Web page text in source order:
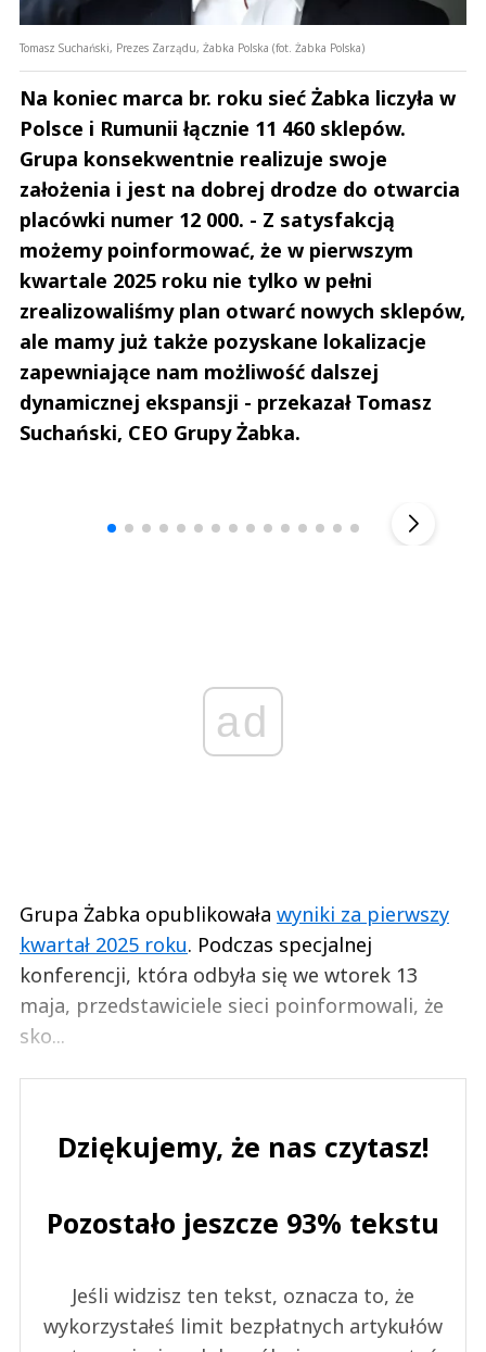
Tomasz Suchański, Prezes Zarządu, Żabka Polska (fot. Żabka Polska)
Na koniec marca br. roku sieć Żabka liczyła w
Polsce i Rumunii łącznie 11 460 sklepów.
Grupa konsekwentnie realizuje swoje
założenia i jest na dobrej drodze do otwarcia
placówki numer 12 000. - Z satysfakcją
możemy poinformować, że w pierwszym
kwartale 2025 roku nie tylko w pełni
zrealizowaliśmy plan otwarć nowych sklepów,
ale mamy już także pozyskane lokalizacje
zapewniające nam możliwość dalszej
dynamicznej ekspansji - przekazał Tomasz
Suchański, CEO Grupy Żabka.
ad
Grupa Żabka opublikowała wyniki za pierwszy
kwartał 2025 roku. Podczas specjalnej
konferencji, która odbyła się we wtorek 13
maja, przedstawiciele sieci poinformowali, że
sko...
Dziękujemy, że nas czytasz!
Pozostało jeszcze 93% tekstu
Jeśli widzisz ten tekst, oznacza to, że
wykorzystałeś limit bezpłatnych artykułów